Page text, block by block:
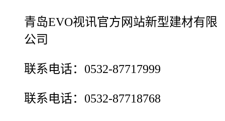
青岛EVO视讯官方网站新型建材有限
公司
联系电话：0532-87717999
联系电话：0532-87718768